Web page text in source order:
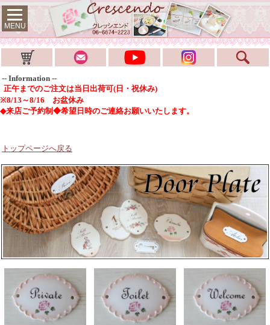
MENU
-- Information --
正午までのご注文は当日出荷可(日・祝休み)
※8/13～8/16 お盆休み
◆来店ご予約制◆希望日時のご連絡お願いいたします。
トップページへ戻る